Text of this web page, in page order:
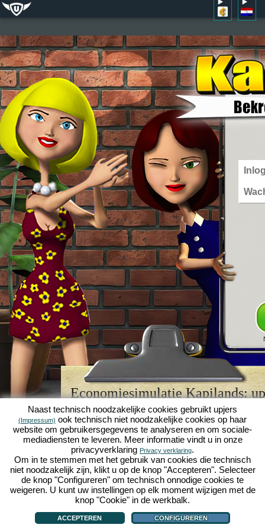
Economiesimulatie Kapilands:
browserspellegende
Kapilands is een van de bestebrowserspellenvan
retrogamevoor fans van economiesimulaties. Het
werd ooit uitgeroepen tot "MMO van het jaar" en is
een genot voor fans van strategische
online
je eigen zakenimperium opbouwen en carrière
economiesimulaties!
Naast technisch noodzakelijke cookies gebruikt upjers
(Impressum) ook technisch niet noodzakelijke cookies op haar
website om gebruikersgegevens te analyseren en om sociale-
mediadiensten te leveren. Meer informatie vindt u in onze
privacyverklaring Privacy verklaring.
Om in te stemmen met het gebruik van cookies die technisch
niet noodzakelijk zijn, klikt u op de knop "Accepteren". Selecteer
de knop "Configureren" om technisch onnodige cookies te
weigeren. U kunt uw instellingen op elk moment wijzigen met de
knop "Cookie" in de werkbalk.
ACCEPTEREN CONFIGUREREN